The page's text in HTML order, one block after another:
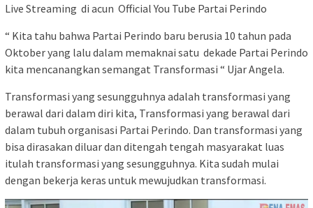
Live Streaming di acun Official You Tube Partai Perindo
“ Kita tahu bahwa Partai Perindo baru berusia 10 tahun pada
Oktober yang lalu dalam memaknai satu dekade Partai Perindo
kita mencanangkan semangat Transformasi “ Ujar Angela.
Transformasi yang sesungguhnya adalah transformasi yang
berawal dari dalam diri kita, Transformasi yang berawal dari
dalam tubuh organisasi Partai Perindo. Dan transformasi yang
bisa dirasakan diluar dan ditengah tengah masyarakat luas
itulah transformasi yang sesungguhnya. Kita sudah mulai
dengan bekerja keras untuk mewujudkan transformasi.